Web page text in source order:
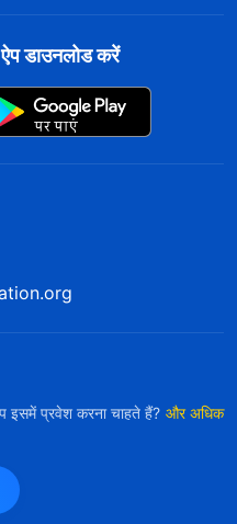
ऐप डाउनलोड करें
इसमें प्रवेश करना चाहते हैं? और अधिक